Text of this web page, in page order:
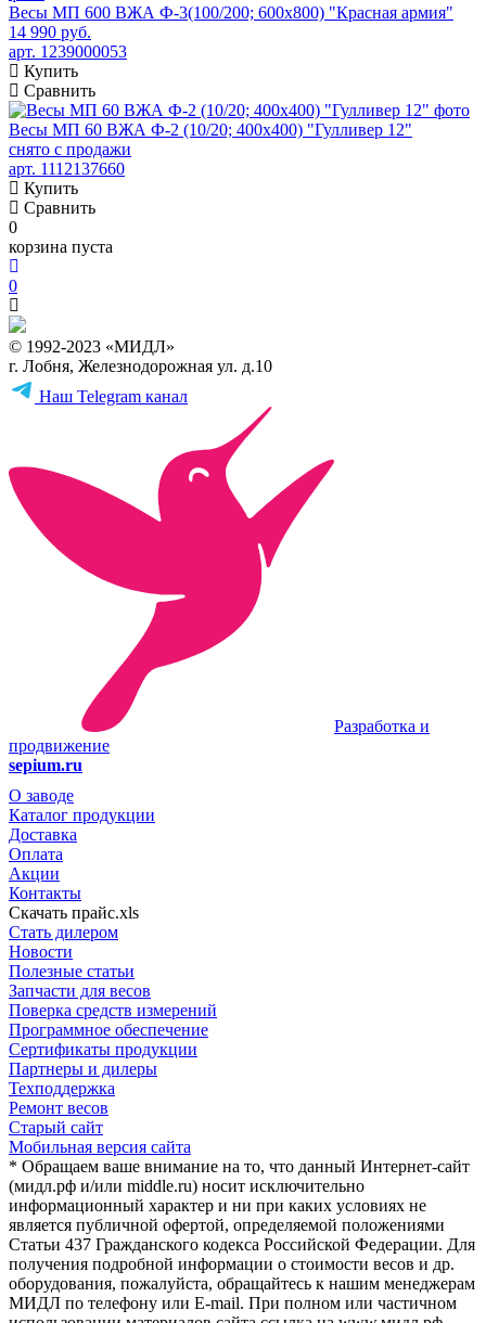
Весы МП 600 ВЖА Ф-3(100/200; 600х800) "Красная армия"
14 990 руб.
арт. 1239000053
Купить
Сравнить
Весы МП 60 ВЖА Ф-2 (10/20; 400х400) "Гулливер 12"
снято с продажи
арт. 1112137660
Купить
Сравнить
0
корзина пуста
0
© 1992-2023 «МИДЛ»
г. Лобня, Железнодорожная ул. д.10
Наш Telegram канал
Разработка и
продвижение
sepium.ru
О заводе
Каталог продукции
Доставка
Оплата
Акции
Контакты
Скачать прайс.xls
Стать дилером
Новости
Полезные статьи
Запчасти для весов
Поверка средств измерений
Программное обеспечение
Сертификаты продукции
Партнеры и дилеры
Техподдержка
Ремонт весов
Старый сайт
Мобильная версия сайта
* Обращаем ваше внимание на то, что данный Интернет-сайт
(мидл.рф и/или middle.ru) носит исключительно
информационный характер и ни при каких условиях не
является публичной офертой, определяемой положениями
Статьи 437 Гражданского кодекса Российской Федерации. Для
получения подробной информации о стоимости весов и др.
оборудования, пожалуйста, обращайтесь к нашим менеджерам
МИДЛ по телефону или E-mail. При полном или частичном